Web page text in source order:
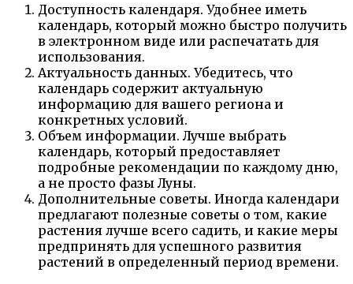
Доступность календаря. Удобнее иметь
календарь, который можно быстро получить
в электронном виде или распечатать для
использования.
Актуальность данных. Убедитесь, что
календарь содержит актуальную
информацию для вашего региона и
конкретных условий.
Объем информации. Лучше выбрать
календарь, который предоставляет
подробные рекомендации по каждому дню,
а не просто фазы Луны.
Дополнительные советы. Иногда календари
предлагают полезные советы о том, какие
растения лучше всего садить, и какие меры
предпринять для успешного развития
растений в определенный период времени.